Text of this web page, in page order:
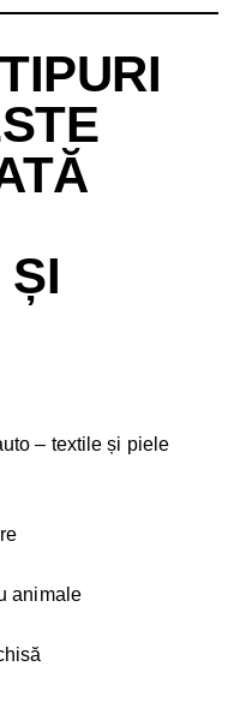
animale